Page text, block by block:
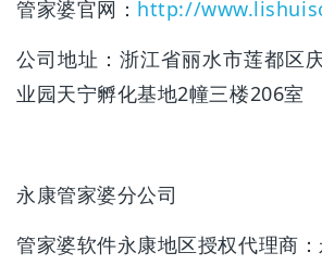
管家婆官网： http://
公司地址：浙江省丽水市莲都区
业园天宁孵化基地2幢三楼206室
永康管家婆分公司
管家婆软件永康地区授权代理商